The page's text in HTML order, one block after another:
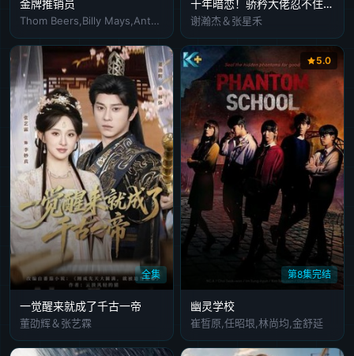
金牌推销员
Thom Beers,Billy Mays,Anthony Sullivan
十年暗恋！骄矜大佬忍不住出手
谢瀚杰＆张星禾
全集
一觉醒来就成了千古一帝
董劭辉＆张艺霖
第8集完结
5.0
幽灵学校
崔晳原,任昭垠,林尚均,金舒延